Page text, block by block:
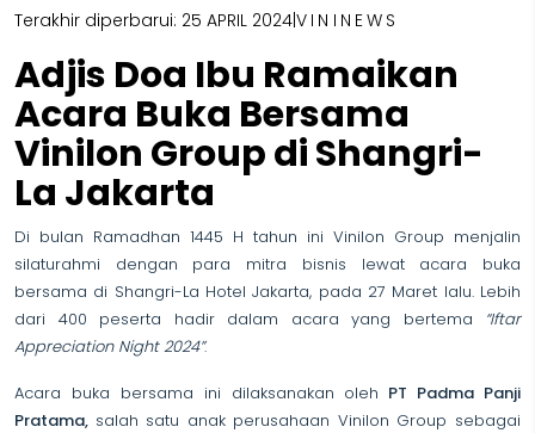
Terakhir diperbarui: 25 APRIL 2024VININEWS
Adjis Doa Ibu Ramaikan
Acara Buka Bersama
Vinilon Group di Shangri-
La Jakarta
Di bulan Ramadhan 1445 H tahun ini Vinilon Group menjalin
silaturahmi dengan para mitra bisnis lewat acara buka
bersama di Shangri-La Hotel Jakarta, pada 27 Maret lalu. Lebih
dari 400 peserta hadir dalam acara yang bertema
“Iftar
Appreciation Night 2024”.
Acara buka bersama ini dilaksanakan oleh PT Padma Panji
Pratama, salah satu anak perusahaan Vinilon Group sebagai